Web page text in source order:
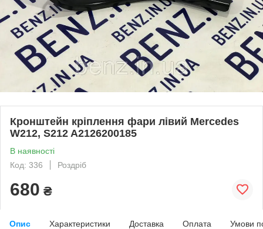
Кронштейн кріплення фари лівий Mercedes
W212, S212 A2126200185
В наявності
Код: 336
Роздріб
680 ₴
Опис Характеристики Доставка Оплата Умови